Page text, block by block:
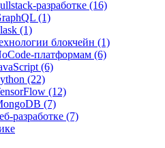
(16)
(1)
(1)
блокчейн (1)
(6)
(6)
(22)
(12)
(7)
(7)